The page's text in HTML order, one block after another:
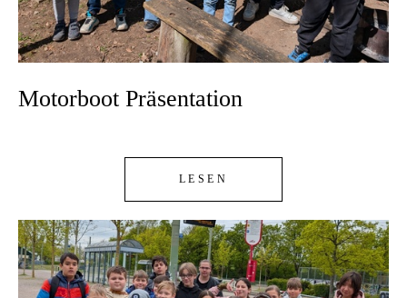
Motorboot Präsentation
LESEN